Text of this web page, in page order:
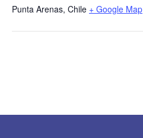
Punta Arenas, Chile + Google Map